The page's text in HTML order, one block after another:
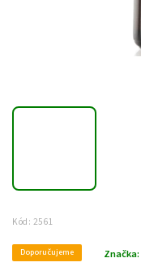
Kód: 2561
Doporučujeme Značka: